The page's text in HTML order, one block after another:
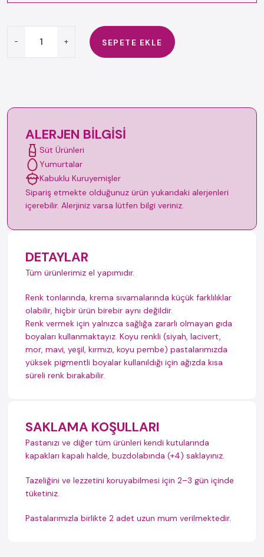
- + SEPETE EKLE
ALERJEN BILGISI
Süt Ürünleri
Yumurtalar
Kabuklu Kuruyemişler
Sipariş etmekte olduğunuz ürün yukarıdaki alerjenleri
içerebilir. Alerjiniz varsa lütfen bilgi veriniz.
DETAYLAR
Tüm ürünlerimiz el yapımıdır.
Renk tonlarında, krema sıvamalarında küçük farklılıklar
olabilir, hiçbir ürün birebir aynı değildir.
Renk vermek için yalnızca sağlığa zararlı olmayan gıda
boyaları kullanmaktayız. Koyu renkli (siyah, lacivert,
mor, mavi, yeşil, kırmızı, koyu pembe) pastalarımızda
yüksek pigmentli boyalar kullanıldığı için ağızda kısa
süreli renk bırakabilir.
SAKLAMA KOŞULLARI
Pastanızı ve diğer tüm ürünleri kendi kutularında
kapakları kapalı halde, buzdolabında (+4) saklayınız.
Tazeliğini ve lezzetini koruyabilmesi için 2–3 gün içinde
tüketiniz.
Pastalarımızla birlikte 2 adet uzun mum verilmektedir.